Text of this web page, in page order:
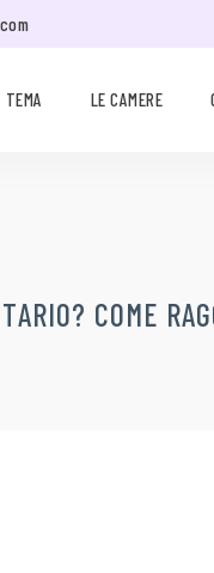
LE CAMERE
COME